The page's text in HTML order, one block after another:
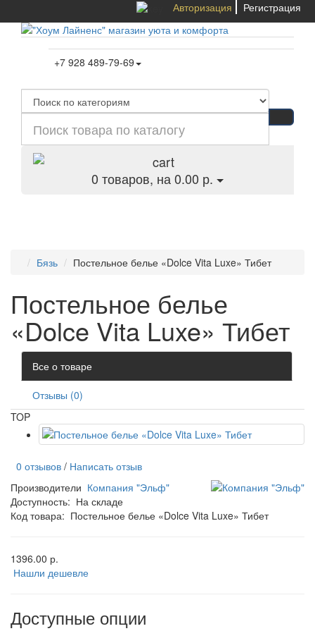
Авторизация Регистрация
+7 928 489-79-69
0 товаров, на 0.00 р.
Бязь Постельное белье «Dolce Vita Luxe» Тибет
Постельное белье
«Dolce Vita Luxe» Тибет
Все о товаре
Отзывы (0)
TOP
0 отзывов / Написать отзыв
Производители Компания "Эльф"
Доступность: На складе
Код товара: Постельное белье «Dolce Vita Luxe» Тибет
1396.00 р.
Нашли дешевле
Доступные опции